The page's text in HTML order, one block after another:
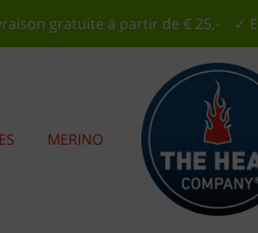
gratuite á partir de € 25,- ✓
MERINO